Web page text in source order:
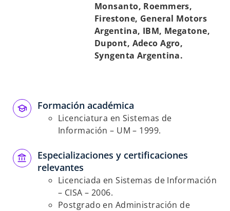
Monsanto, Roemmers,
Firestone, General Motors
Argentina, IBM, Megatone,
Dupont, Adeco Agro,
Syngenta Argentina.
Formación académica
Licenciatura en Sistemas de
Información – UM – 1999.
Especializaciones y certificaciones
relevantes
Licenciada en Sistemas de Información
– CISA – 2006.
Postgrado en Administración de